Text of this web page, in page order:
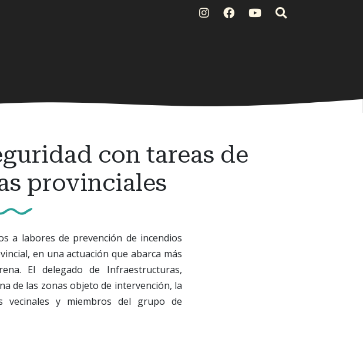
con tareas de
provinciales
a labores de prevención de incendios
en una actuación que abarca más
El delegado de Infraestructuras,
de las zonas objeto de intervención, la
vecinales y miembros del grupo de